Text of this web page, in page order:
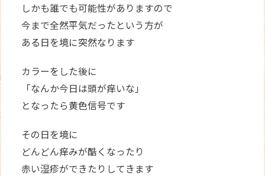
しかも誰でも可能性がありますので
今まで全然平気だったという方が
ある日を境に突然なります
カラーをした後に
「なんか今日は頭が痒いな」
となったら黄色信号です
その日を境に
どんどん痒みが酷くなったり
赤い湿疹ができたりしてきます